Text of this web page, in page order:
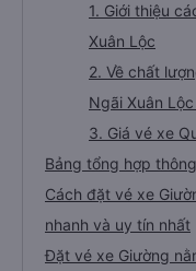
1. Giới thiệu
Xuân Lộc
2. Về chất
Ngãi Xuân
3. Giá vé xe
Bảng tổng hợp
Cách đặt vé xe
nhanh và uy tín nhất
Đặt vé xe Giường